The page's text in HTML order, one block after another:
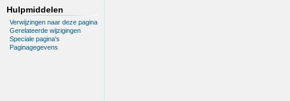
Hulpmiddelen
Verwijzingen naar deze pagina
Gerelateerde wijzigingen
Speciale pagina's
Paginagegevens